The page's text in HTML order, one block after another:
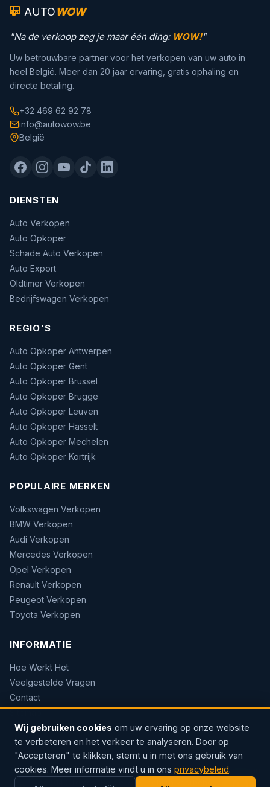
AUTOWOW
"Na de verkoop zeg je maar één ding: WOW!"
Uw betrouwbare partner voor het verkopen van uw auto in
heel België. Meer dan 20 jaar ervaring, gratis ophaling en
directe betaling.
+32 469 62 92 78
info@autowow.be
België
DIENSTEN
Auto Verkopen
Auto Opkoper
Schade Auto Verkopen
Auto Export
Oldtimer Verkopen
Bedrijfswagen Verkopen
REGIO'S
Auto Opkoper Antwerpen
Auto Opkoper Gent
Auto Opkoper Brussel
Auto Opkoper Brugge
Auto Opkoper Leuven
Auto Opkoper Hasselt
Auto Opkoper Mechelen
Auto Opkoper Kortrijk
POPULAIRE MERKEN
Volkswagen Verkopen
BMW Verkopen
Audi Verkopen
Mercedes Verkopen
Opel Verkopen
Renault Verkopen
Peugeot Verkopen
Toyota Verkopen
INFORMATIE
Hoe Werkt Het
Veelgestelde Vragen
Contact
© 2026 AUTOWOW — Erkend handelaar · Sinds 2004 · Rozenlaan
37, 9140 Temse, België. Alle rechten voorbehouden.
Wij gebruiken cookies om uw ervaring op onze website
te verbeteren en het verkeer te analyseren. Door op
"Accepteren" te klikken, stemt u in met ons gebruik van
cookies. Meer informatie vindt u in ons privacybeleid.